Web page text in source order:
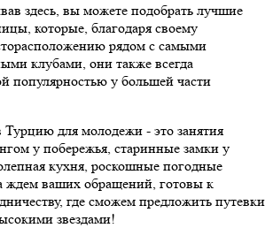
здесь, вы можете подобрать лучшие
которые, благодаря своему
рядом с самыми
клубами, они также всегда
популярностью у большей части
Турцию для молодежи - это занятия
у побережья, старинные замки у
кухня, роскошные погодные
ждем ваших обращений, готовы к
где сможем предложить путевки
звездами!